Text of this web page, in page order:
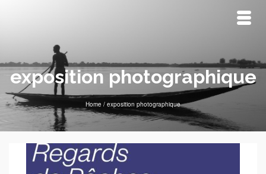
exposition photographique
Home / exposition photographique